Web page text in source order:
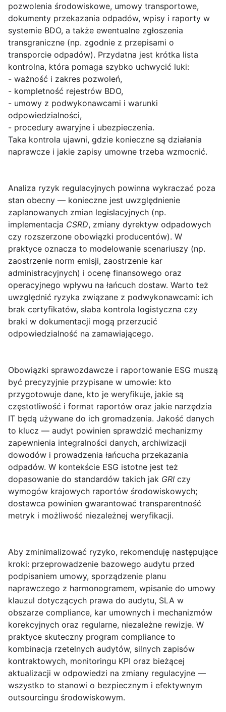
pozwolenia środowiskowe, umowy transportowe,
dokumenty przekazania odpadów, wpisy i raporty w
systemie BDO, a także ewentualne zgłoszenia
transgraniczne (np. zgodnie z przepisami o
transporcie odpadów). Przydatna jest krótka lista
kontrolna, która pomaga szybko uchwycić luki:
- ważność i zakres pozwoleń,
- kompletność rejestrów BDO,
- umowy z podwykonawcami i warunki
odpowiedzialności,
- procedury awaryjne i ubezpieczenia.
Taka kontrola ujawni, gdzie konieczne są działania
naprawcze i jakie zapisy umowne trzeba wzmocnić.
Analiza ryzyk regulacyjnych powinna wykraczać poza
stan obecny — konieczne jest uwzględnienie
zaplanowanych zmian legislacyjnych (np.
implementacja CSRD, zmiany dyrektyw odpadowych
czy rozszerzone obowiązki producentów). W
praktyce oznacza to modelowanie scenariuszy (np.
zaostrzenie norm emisji, zaostrzenie kar
administracyjnych) i ocenę finansowego oraz
operacyjnego wpływu na łańcuch dostaw. Warto też
uwzględnić ryzyka związane z podwykonawcami: ich
brak certyfikatów, słaba kontrola logistyczna czy
braki w dokumentacji mogą przerzucić
odpowiedzialność na zamawiającego.
Obowiązki sprawozdawcze i raportowanie ESG muszą
być precyzyjnie przypisane w umowie: kto
przygotowuje dane, kto je weryfikuje, jakie są
częstotliwość i format raportów oraz jakie narzędzia
IT będą używane do ich gromadzenia. Jakość danych
to klucz — audyt powinien sprawdzić mechanizmy
zapewnienia integralności danych, archiwizacji
dowodów i prowadzenia łańcucha przekazania
odpadów. W kontekście ESG istotne jest też
dopasowanie do standardów takich jak GRI czy
wymogów krajowych raportów środowiskowych;
dostawca powinien gwarantować transparentność
metryk i możliwość niezależnej weryfikacji.
Aby zminimalizować ryzyko, rekomenduję następujące
kroki: przeprowadzenie bazowego audytu przed
podpisaniem umowy, sporządzenie planu
naprawczego z harmonogramem, wpisanie do umowy
klauzul dotyczących prawa do audytu, SLA w
obszarze compliance, kar umownych i mechanizmów
korekcyjnych oraz regularne, niezależne rewizje. W
praktyce skuteczny program compliance to
kombinacja rzetelnych audytów, silnych zapisów
kontraktowych, monitoringu KPI oraz bieżącej
aktualizacji w odpowiedzi na zmiany regulacyjne —
wszystko to stanowi o bezpiecznym i efektywnym
outsourcingu środowiskowym.